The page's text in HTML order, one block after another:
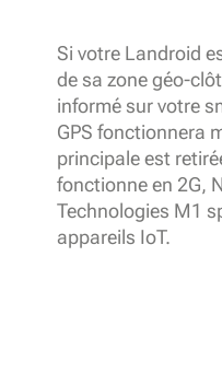
Si votre Landroid
de sa zone géo-
informé sur votre
GPS fonctionnera
principale est
fonctionne en 2G,
Technologies M1
appareils IoT.